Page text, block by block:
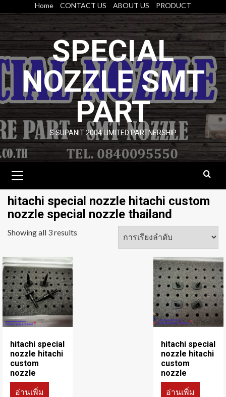
content
Home CONTACT US ABOUT US PRODUCT
SPECIAL
NOZZLE SMT
PART
S.SUPANIT 2004 LIMITED PARTNERSHIP
Menu
hitachi special nozzle hitachi custom
nozzle special nozzle thailand
Showing all 3 results
hitachi special
nozzle hitachi
custom
nozzle
อ่านเพิ่ม
hitachi special
nozzle hitachi
custom
nozzle
อ่านเพิ่ม